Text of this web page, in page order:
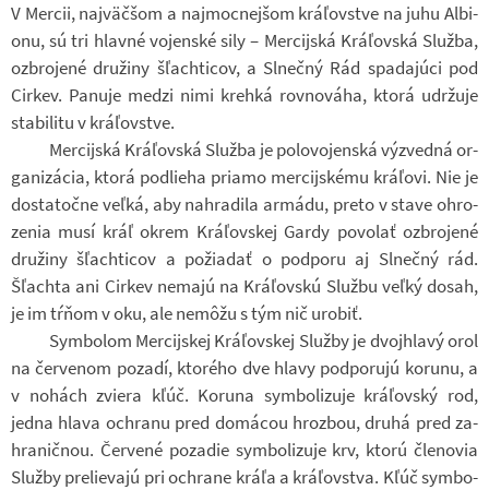
V Mer­cii, najväčšom a najmoc­nej­šom kráľov­stve na juhu Al­bi­
onu, sú tri hlavné vo­jen­ské sily – Mer­cij­ská Kráľovská Služba,
oz­bro­jené dru­žiny šľach­ti­cov, a Sl­nečný Rád spa­daj­úci pod
Cir­kev. Pa­nuje medzi nimi krehká rov­no­váha, ktorá udr­žuje
sta­bi­litu v kráľov­stve.
Mer­cij­ská Kráľovská Služba je po­lo­vo­jen­ská vý­zvedná or­
ga­ni­zá­cia, ktorá pod­lieha pri­amo mer­cij­skému kráľovi. Nie je
do­sta­točne veľká, aby na­hra­dila ar­mádu, preto v stave ohro­
ze­nia musí kráľ okrem Kráľov­skej Gardy po­vo­lať oz­bro­jené
dru­žiny šľach­ti­cov a po­ži­a­dať o pod­poru aj Sl­nečný rád.
Šľachta ani Cir­kev ne­majú na Kráľovskú Službu veľký dosah,
je im tŕňom v oku, ale nemôžu s tým nič uro­biť.
Sym­bo­lom Mer­cij­skej Kráľov­skej Služby je dvoj­hlavý orol
na čer­ve­nom po­zadí, kto­rého dve hlavy pod­po­rujú ko­runu, a
v no­hách zviera kľúč. Ko­runa sym­bo­li­zuje kráľovský rod,
jedna hlava ochranu pred do­má­cou hroz­bou, druhá pred za­
hra­nič­nou. Čer­vené po­za­die sym­bo­li­zuje krv, ktorú čle­no­via
Služby pre­lie­vajú pri ochrane kráľa a kráľov­stva. Kľúč sym­bo­